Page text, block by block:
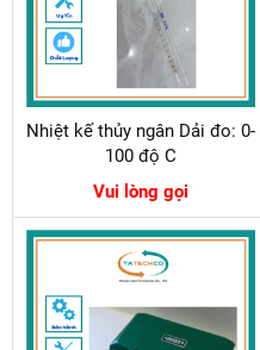
Nhiệt kế thủy ngân Dải đo: 0-
100 độ C
Vui lòng gọi